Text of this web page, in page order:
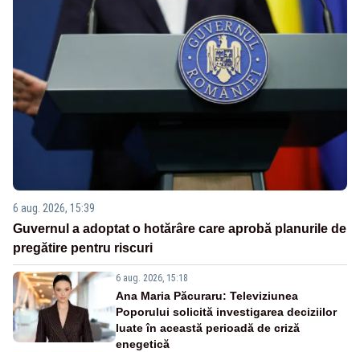
6 aug. 2026, 15:39
Guvernul a adoptat o hotărâre care aprobă planurile de
pregătire pentru riscuri
6 aug. 2026, 15:18
Ana Maria Păcuraru: Televiziunea
Poporului solicită investigarea deciziilor
luate în această perioadă de criză
enegetică